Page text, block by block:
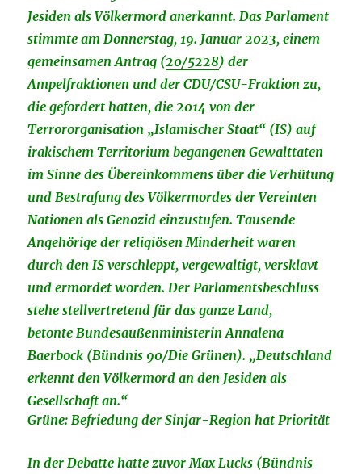
Jesiden als Völkermord anerkannt. Das Parlament
stimmte am Donnerstag, 19. Januar 2023, einem
gemeinsamen Antrag (20/5228) der
Ampelfraktionen und der CDU/CSU-Fraktion zu,
die gefordert hatten, die 2014 von der
Terrororganisation „Islamischer Staat“ (IS) auf
irakischem Territorium begangenen Gewalttaten
im Sinne des Übereinkommens über die Verhütung
und Bestrafung des Völkermordes der Vereinten
Nationen als Genozid einzustufen. Tausende
Angehörige der religiösen Minderheit waren
durch den IS verschleppt, vergewaltigt, versklavt
und ermordet worden. Der Parlamentsbeschluss
stehe stellvertretend für das ganze Land,
betonte Bundesaußenministerin Annalena
Baerbock (Bündnis 90/Die Grünen). „Deutschland
erkennt den Völkermord an den Jesiden als
Gesellschaft an.“
Grüne: Befriedung der Sinjar-Region hat Priorität
In der Debatte hatte zuvor Max Lucks (Bündnis